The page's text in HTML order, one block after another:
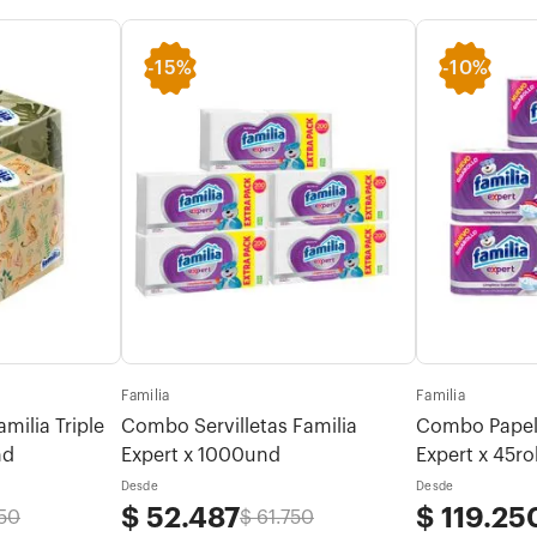
Triple
-15%
Familia
Combo Servilletas Familia
Expert x 1000und
Desde
$ 52.487$ 61.750
-10%
Familia
Combo
Expert x
Desde
$ 119.